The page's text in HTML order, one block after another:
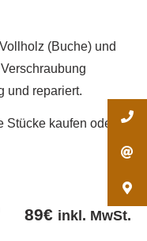
(Buche) und
und repariert.
kaufen oder
89€ inkl. MwSt.